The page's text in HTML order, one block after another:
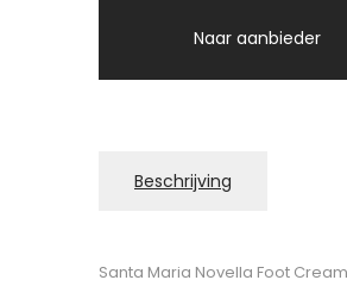
Naar aanbieder
Beschrijving
Santa Maria Novella Foot Cream